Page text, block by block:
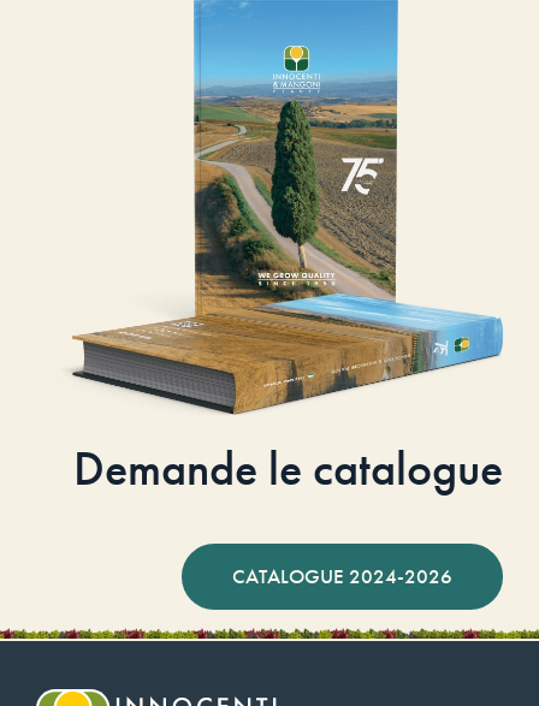
Demande le catalogue
CATALOGUE 2024-2026